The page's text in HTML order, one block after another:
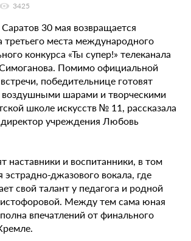
3425
30 мая возвращается
третьего места международного
конкурса «Ты супер!» телеканала
Помимо официальной
победительнице готовят
шарами и творческими
школе искусств № 11, рассказала
учреждения Любовь
наставники и воспитанники, в том
эстрадно-джазового вокала, где
свой талант у педагога и родной
Между тем сама юная
впечатлений от финального